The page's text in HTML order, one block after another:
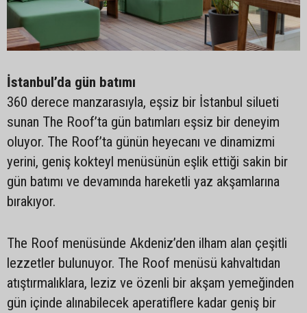
İstanbul’da gün batımı
360 derece manzarasıyla, eşsiz bir İstanbul silueti
sunan The Roof’ta gün batımları eşsiz bir deneyim
oluyor. The Roof’ta günün heyecanı ve dinamizmi
yerini, geniş kokteyl menüsünün eşlik ettiği sakin bir
gün batımı ve devamında hareketli yaz akşamlarına
bırakıyor.
The Roof menüsünde Akdeniz’den ilham alan çeşitli
lezzetler bulunuyor. The Roof menüsü kahvaltıdan
atıştırmalıklara, leziz ve özenli bir akşam yemeğinden
gün içinde alınabilecek aperatiflere kadar geniş bir